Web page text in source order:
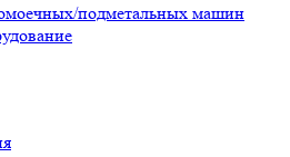
подметальных машин